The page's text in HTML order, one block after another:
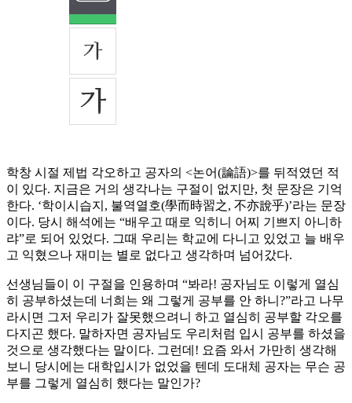
학창 시절 제법 각오하고 공자의 <논어(論語)>를 뒤적였던 적
이 있다. 지금은 거의 생각나는 구절이 없지만, 첫 문장은 기억
한다. ‘학이시습지, 불역열호(學而時習之, 不亦說乎)’라는 문장
이다. 당시 해석에는 “배우고 때로 익히니 어찌 기쁘지 아니하
랴”로 되어 있었다. 그때 우리는 학교에 다니고 있었고 늘 배우
고 익혔으나 재미는 별로 없다고 생각하며 넘어갔다.
선생님들이 이 구절을 인용하며 “봐라! 공자님도 이렇게 열심
히 공부하셨는데 너희는 왜 그렇게 공부를 안 하니?”라고 나무
라시면 그저 우리가 잘못했으려니 하고 열심히 공부할 각오를
다지곤 했다. 말하자면 공자님도 우리처럼 입시 공부를 하셨을
것으로 생각했다는 말이다. 그런데! 요즘 와서 가만히 생각해
보니 당시에는 대학입시가 없었을 텐데 도대체 공자는 무슨 공
부를 그렇게 열심히 했다는 말인가?